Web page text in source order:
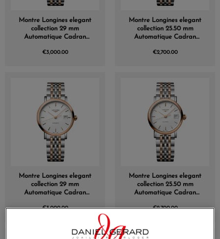
Montre Longines elegant
collection 29 mm
Automatique Cadran
€3,000.00
Montre Longines elegant
collection 25.50 mm
Automatique Cadran
€2,700.00
Montre Longines elegant
collection 29 mm
Automatique Cadran
€3,000.00
Montre Longines elegant
collection 25.50 mm
Automatique Cadran
€2,700.00